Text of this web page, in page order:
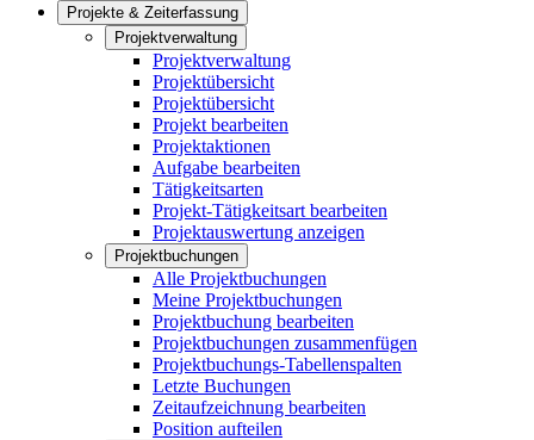
Projekte & Zeiterfassung
Projektverwaltung
Projektverwaltung
Projektübersicht
Projektübersicht
Projekt bearbeiten
Projektaktionen
Aufgabe bearbeiten
Tätigkeitsarten
Projekt-Tätigkeitsart bearbeiten
Projektauswertung anzeigen
Projektbuchungen
Alle Projektbuchungen
Meine Projektbuchungen
Projektbuchung bearbeiten
Projektbuchungen zusammenfügen
Projektbuchungs-Tabellenspalten
Letzte Buchungen
Zeitaufzeichnung bearbeiten
Position aufteilen